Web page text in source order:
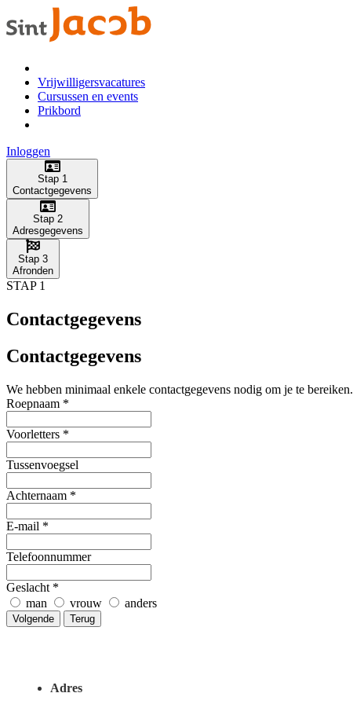
Vrijwilligersvacatures
Cursussen en events
Prikbord
Inloggen
Stap 1
Contactgegevens
Stap 2
Adresgegevens
Stap 3
Afronden
STAP 1
Contactgegevens
Contactgegevens
We hebben minimaal enkele contactgegevens nodig om je te bereiken.
Roepnaam *
Voorletters *
Tussenvoegsel
Achternaam *
E-mail *
Telefoonnummer
Geslacht *
man
vrouw anders
Volgende Terug
Adres